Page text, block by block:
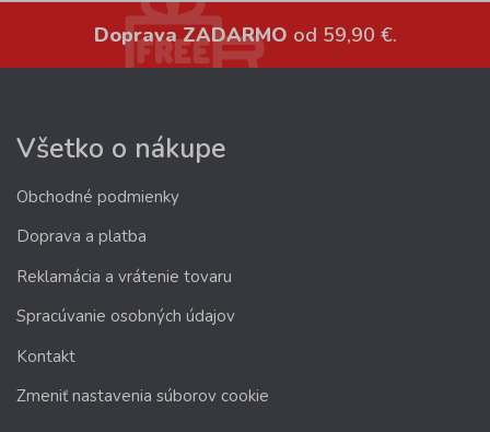
Doprava ZADARMO od 59,90 €.
Všetko o nákupe
Obchodné podmienky
Doprava a platba
Reklamácia a vrátenie tovaru
Spracúvanie osobných údajov
Kontakt
Zmeniť nastavenia súborov cookie